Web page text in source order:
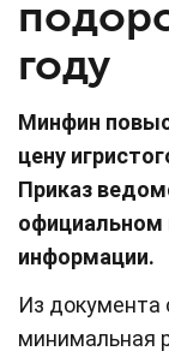
году
Минфин
цену
Приказ
официальном
информации.
Из документа
минимальная